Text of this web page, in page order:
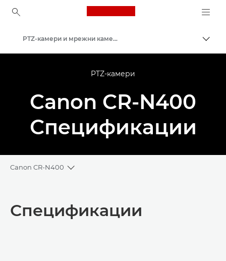
Canon Logo, back to
PTZ-камери и мрежни камери со далечинска контрола
PTZ-камери
Canon CR-N400
Спецификации
Canon CR-N400
Toggle breadcrumbs
Спецификации
Спецификации